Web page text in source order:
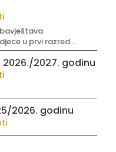
u prvi razred...
2027. godinu
2026. godinu